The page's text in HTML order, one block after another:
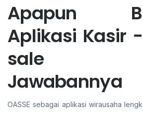
Apapun
Aplikasi Kasir
sale
Jawabannya
OASSE sebagai aplikasi wirausaha